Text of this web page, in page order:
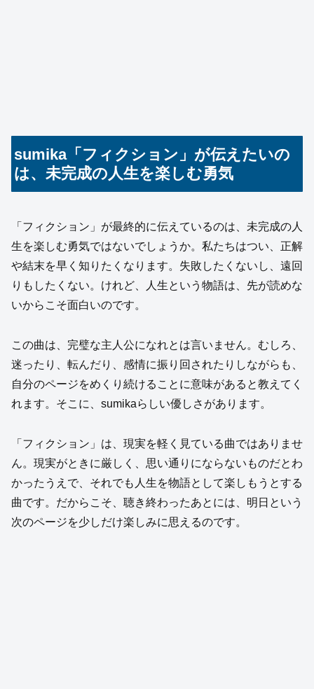
sumika「フィクション」が伝えたいの
は、未完成の人生を楽しむ勇気
「フィクション」が最終的に伝えているのは、未完成の人
生を楽しむ勇気ではないでしょうか。私たちはつい、正解
や結末を早く知りたくなります。失敗したくないし、遠回
りもしたくない。けれど、人生という物語は、先が読めな
いからこそ面白いのです。
この曲は、完璧な主人公になれとは言いません。むしろ、
迷ったり、転んだり、感情に振り回されたりしながらも、
自分のページをめくり続けることに意味があると教えてく
れます。そこに、sumikaらしい優しさがあります。
「フィクション」は、現実を軽く見ている曲ではありませ
ん。現実がときに厳しく、思い通りにならないものだとわ
かったうえで、それでも人生を物語として楽しもうとする
曲です。だからこそ、聴き終わったあとには、明日という
次のページを少しだけ楽しみに思えるのです。